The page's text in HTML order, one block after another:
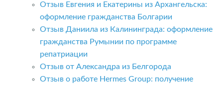
Отзыв Евгения и Екатерины из Архангельска:
оформление гражданства Болгарии
Отзыв Даниила из Калининграда: оформление
гражданства Румынии по программе
репатриации
Отзыв от Александра из Белгорода
Отзыв о работе Hermes Group: получение